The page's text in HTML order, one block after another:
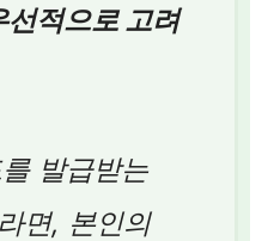
선적으로 고려
발급받는
면, 본인의